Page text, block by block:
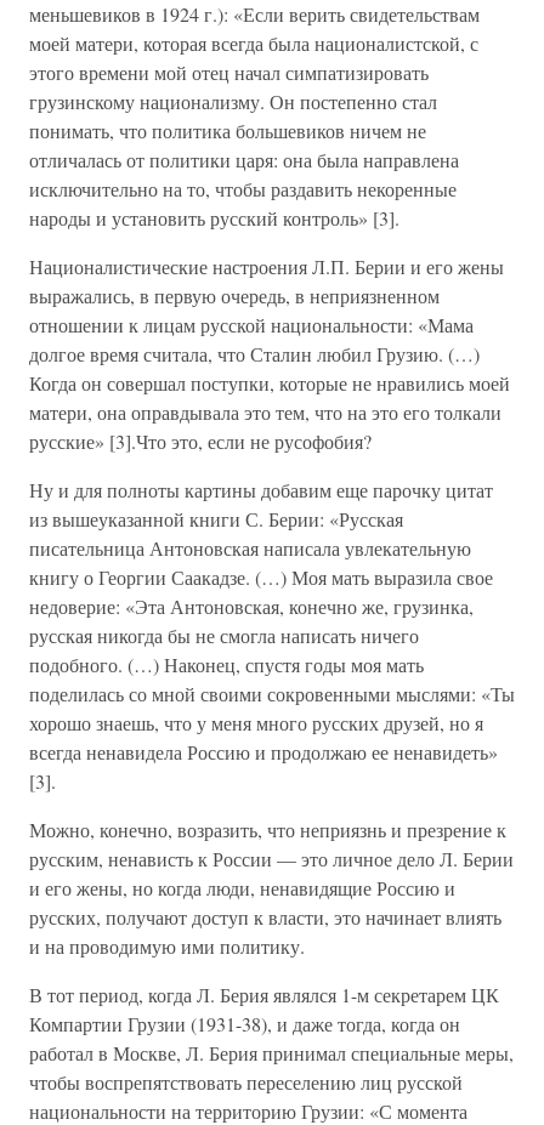
меньшевиков в 1924 г.): «Если верить свидетельствам
моей матери, которая всегда была националистской, с
этого времени мой отец начал симпатизировать
грузинскому национализму. Он постепенно стал
понимать, что политика большевиков ничем не
отличалась от политики царя: она была направлена
исключительно на то, чтобы раздавить некоренные
народы и установить русский контроль» [3].
Националистические настроения Л.П. Берии и его жены
выражались, в первую очередь, в неприязненном
отношении к лицам русской национальности: «Мама
долгое время считала, что Сталин любил Грузию. (…)
Когда он совершал поступки, которые не нравились моей
матери, она оправдывала это тем, что на это его толкали
русские» [3].Что это, если не русофобия?
Ну и для полноты картины добавим еще парочку цитат
из вышеуказанной книги С. Берии: «Русская
писательница Антоновская написала увлекательную
книгу о Георгии Саакадзе. (…) Моя мать выразила свое
недоверие: «Эта Антоновская, конечно же, грузинка,
русская никогда бы не смогла написать ничего
подобного. (…) Наконец, спустя годы моя мать
поделилась со мной своими сокровенными мыслями: «Ты
хорошо знаешь, что у меня много русских друзей, но я
всегда ненавидела Россию и продолжаю ее ненавидеть»
[3].
Можно, конечно, возразить, что неприязнь и презрение к
русским, ненависть к России — это личное дело Л. Берии
и его жены, но когда люди, ненавидящие Россию и
русских, получают доступ к власти, это начинает влиять
и на проводимую ими политику.
В тот период, когда Л. Берия являлся 1-м секретарем ЦК
Компартии Грузии (1931-38), и даже тогда, когда он
работал в Москве, Л. Берия принимал специальные меры,
чтобы воспрепятствовать переселению лиц русской
национальности на территорию Грузии: «С момента